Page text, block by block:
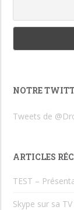
NOTRE
Tweets de
ARTICLES
TEST –
Skype sur sa